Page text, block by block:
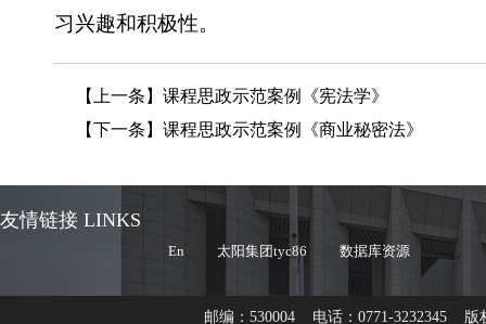
习兴趣和积极性。
【上一条】 课程思政示范案例《宪法学》
【下一条】 课程思政示范案例《商业秘密法》
友情链接 LINKS
En 太阳集团tyc86 数据库资源
邮编：530004 电话：0771-3232345 版